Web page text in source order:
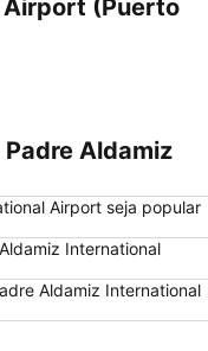
Airport (Puerto
Aldamiz
Airport seja popular
International
Aldamiz International